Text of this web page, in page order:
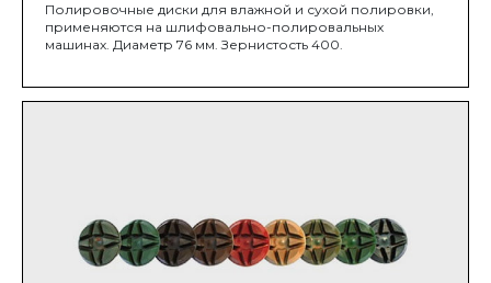
Полировочные диски для влажной и сухой полировки,
применяются на шлифовально-полировальных
машинах. Диаметр 76 мм. Зернистость 400.